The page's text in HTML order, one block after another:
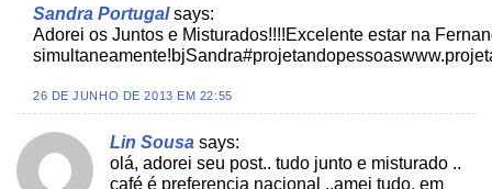
Sandra Portugal says:
Adorei os Juntos e Misturados!!!!Excelente estar na
26 DE JUNHO DE 2013 EM 22:55
Lin Sousa says:
olá, adorei seu post.. tudo junto e misturado ..
café é preferencia nacional ..amei tudo, em